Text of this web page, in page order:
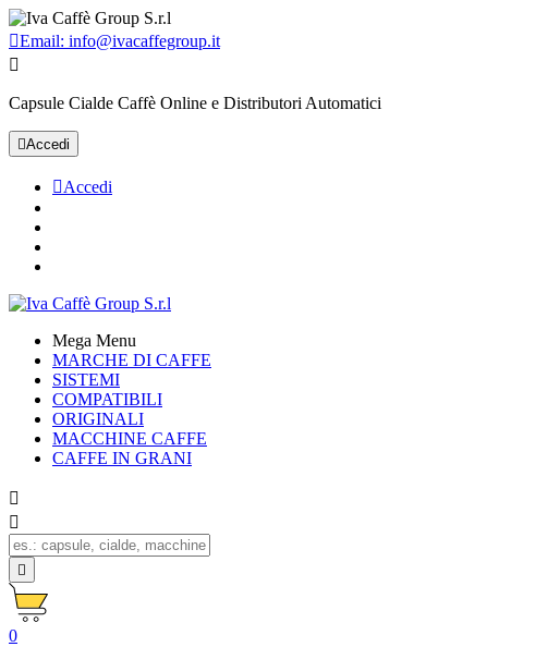
Email: info@ivacaffegroup.it

Capsule Cialde Caffè Online e Distributori Automatici
Accedi
Accedi
Mega Menu
MARCHE DI CAFFE
SISTEMI
COMPATIBILI
ORIGINALI
MACCHINE CAFFE
CAFFE IN GRANI



0